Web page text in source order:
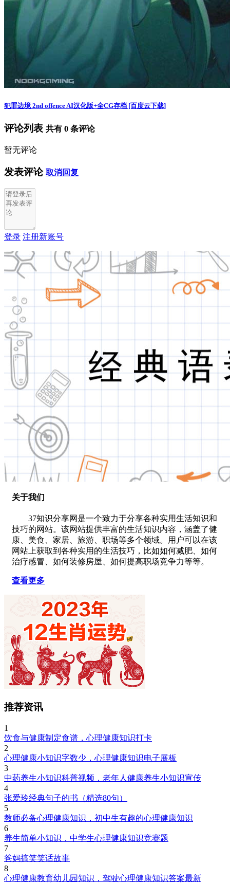
犯罪边境 2nd offence AI汉化版+全CG存档 [百度云下载]
评论列表 共有 0 条评论
暂无评论
发表评论 取消回复
登录 注册新账号
关于我们
37知识分享网是一个致力于分享各种实用生活知识和
技巧的网站。该网站提供丰富的生活知识内容，涵盖了健
康、美食、家居、旅游、职场等多个领域。用户可以在该
网站上获取到各种实用的生活技巧，比如如何减肥、如何
治疗感冒、如何装修房屋、如何提高职场竞争力等等。
查看更多
推荐资讯
1
饮食与健康制定食谱，心理健康知识打卡
2
心理健康小知识字数少，心理健康知识电子展板
3
中药养生小知识科普视频，老年人健康养生小知识宣传
4
张爱玲经典句子的书（精选80句）
5
教师必备心理健康知识，初中生有趣的心理健康知识
6
养生简单小知识，中学生心理健康知识竞赛题
7
爸妈搞笑笑话故事
8
心理健康教育幼儿园知识，驾驶心理健康知识答案最新